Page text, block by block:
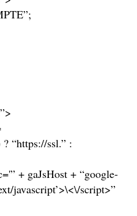
“https://ssl.” :
+ gaJsHost + “google-
javascript’>\<\/script>”